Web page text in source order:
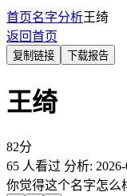
首页名字分析王绮
返回首页
复制链接 下载报告
王绮
82分
65 人看过 分析:
你觉得这个名字怎么